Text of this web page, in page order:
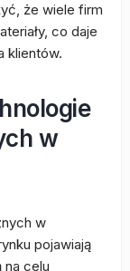
że wiele firm
co daje
klientów.
w
w
pojawiają
celu